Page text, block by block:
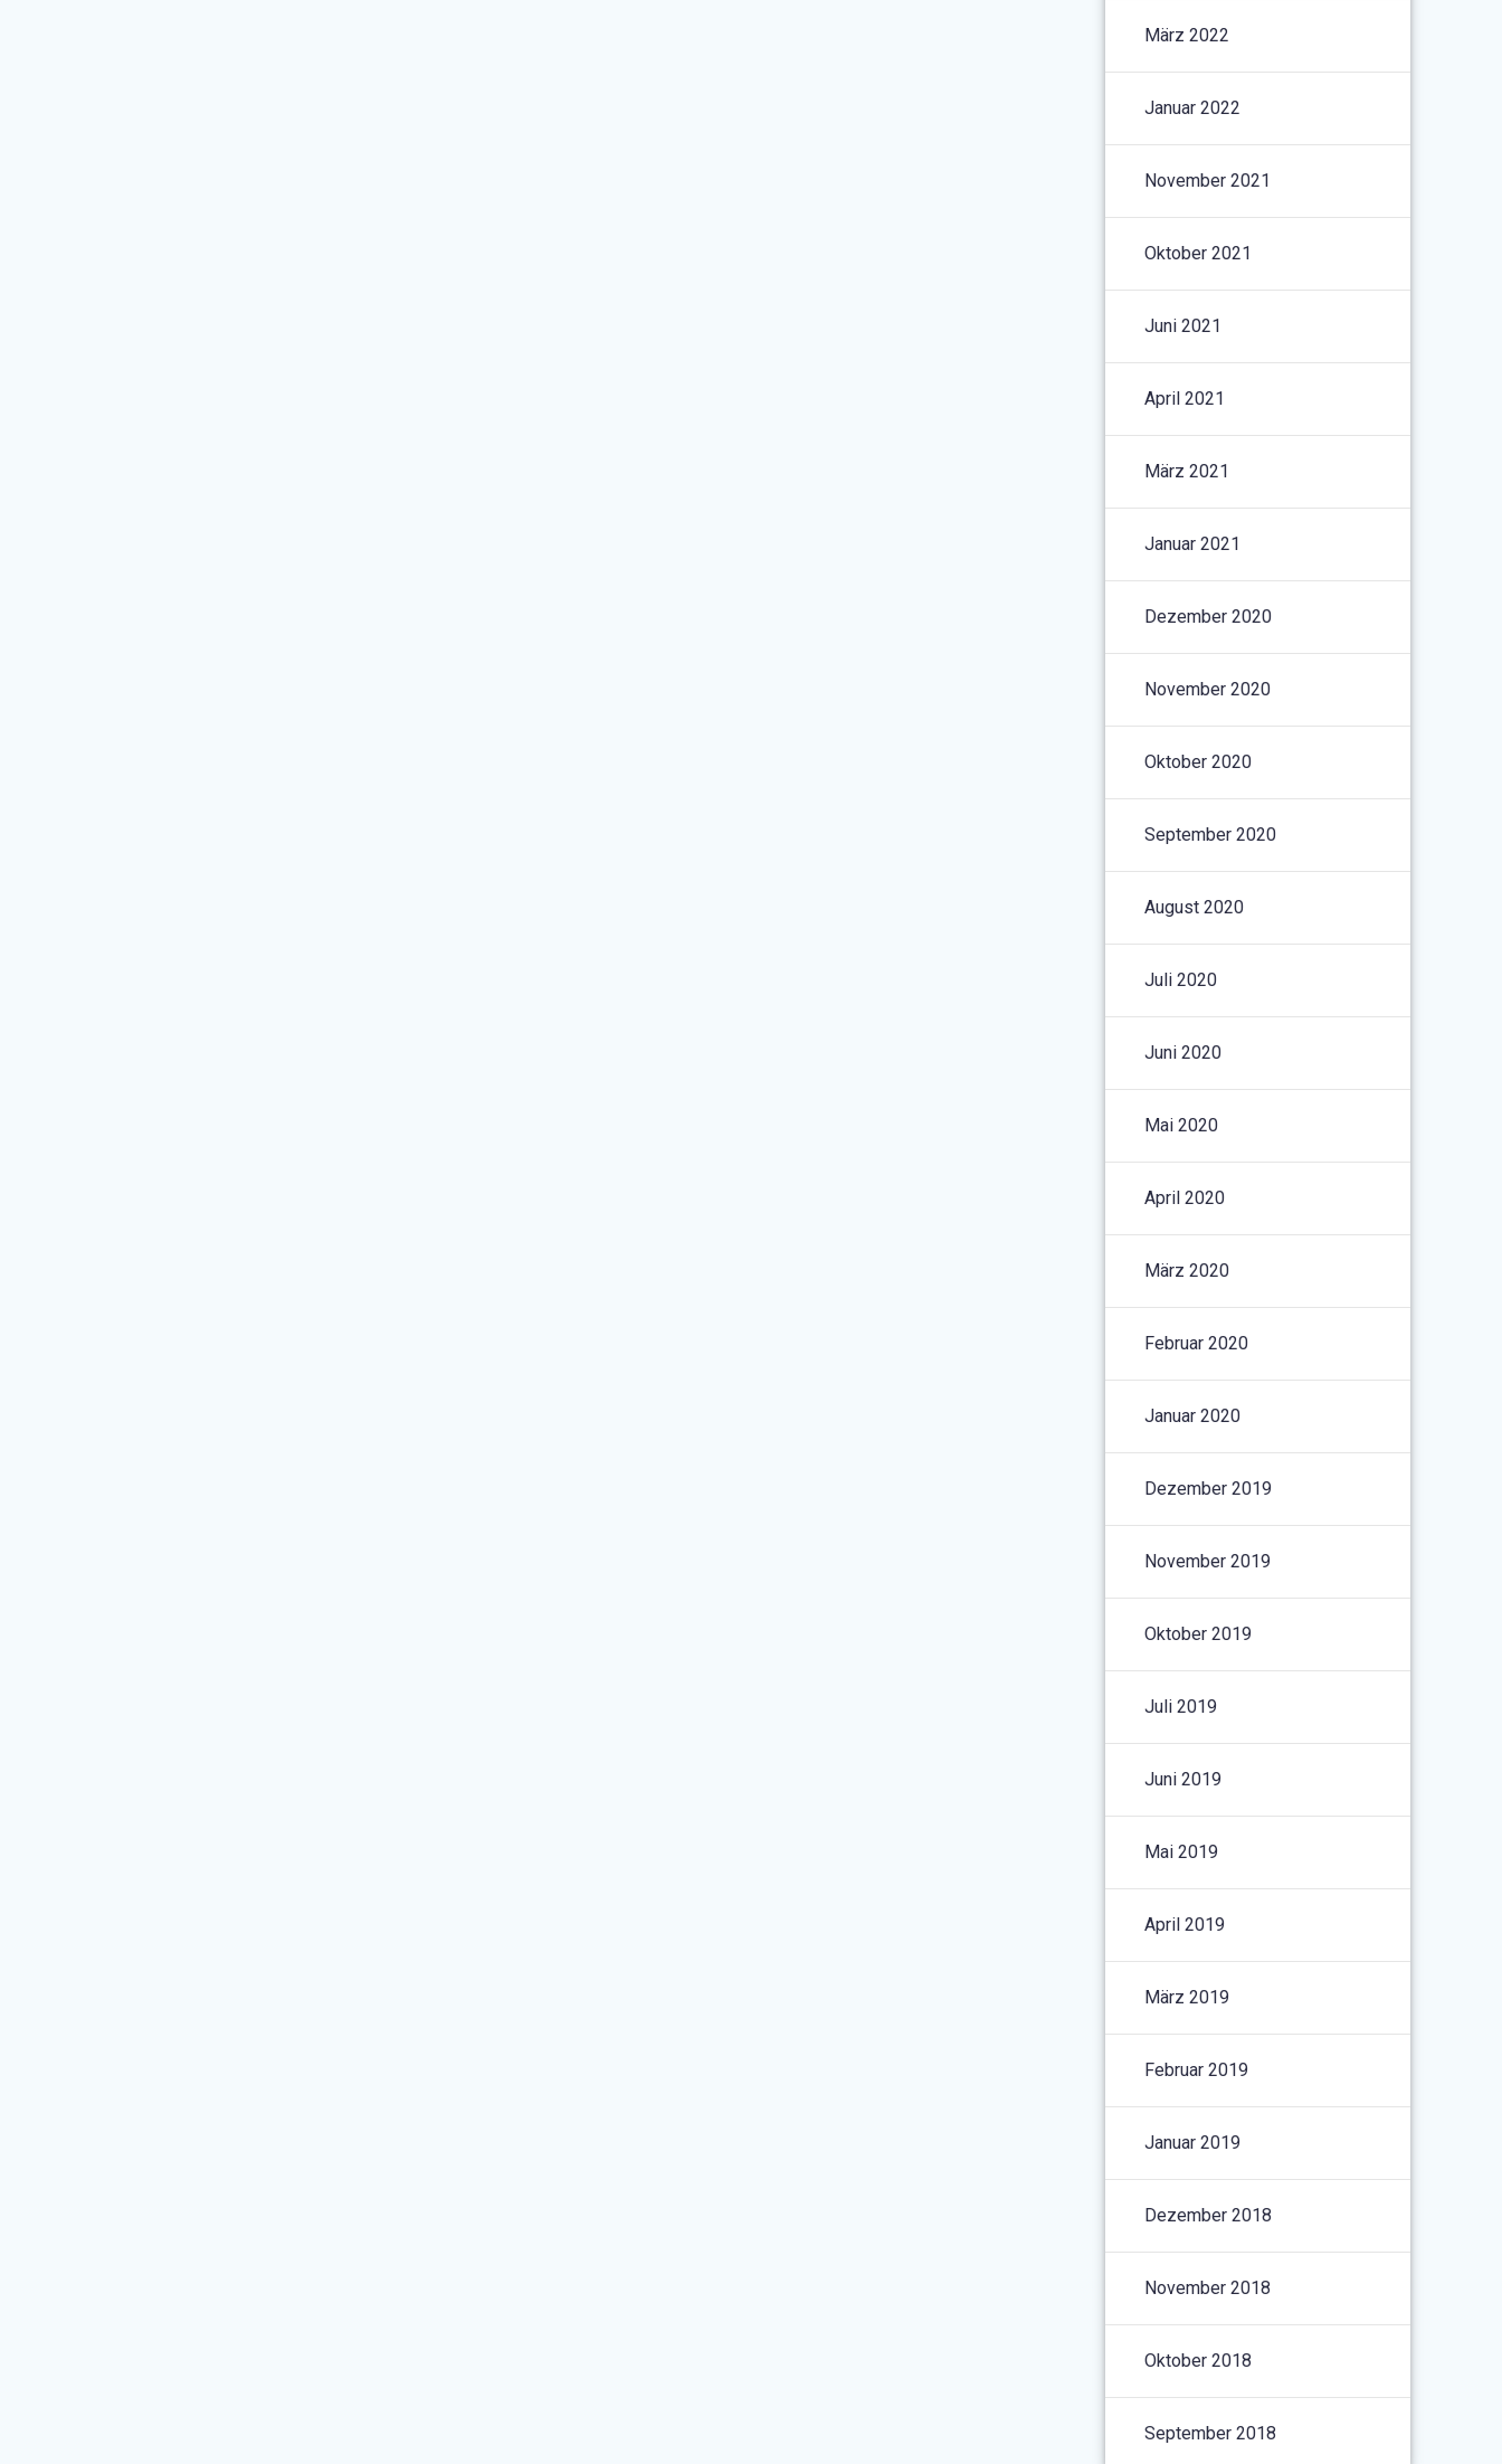
März 2022
Januar 2022
November 2021
Oktober 2021
Juni 2021
April 2021
März 2021
Januar 2021
Dezember 2020
November 2020
Oktober 2020
September 2020
August 2020
Juli 2020
Juni 2020
Mai 2020
April 2020
März 2020
Februar 2020
Januar 2020
Dezember 2019
November 2019
Oktober 2019
Juli 2019
Juni 2019
Mai 2019
April 2019
März 2019
Februar 2019
Januar 2019
Dezember 2018
November 2018
Oktober 2018
September 2018